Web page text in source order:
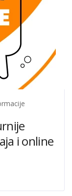
i online